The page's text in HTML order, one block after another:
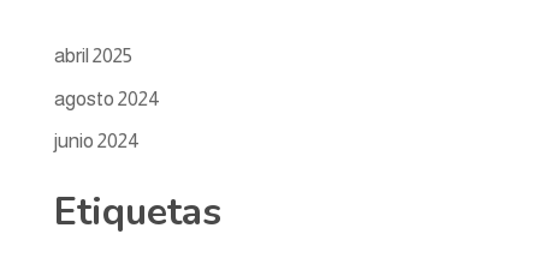
abril 2025
agosto 2024
junio 2024
Etiquetas